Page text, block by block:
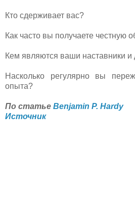
Кто сдерживает вас?
Как часто вы получаете честную
Кем являются ваши наставники и
Насколько регулярно вы
опыта?
По статье Benjamin P. Hardy
Источник